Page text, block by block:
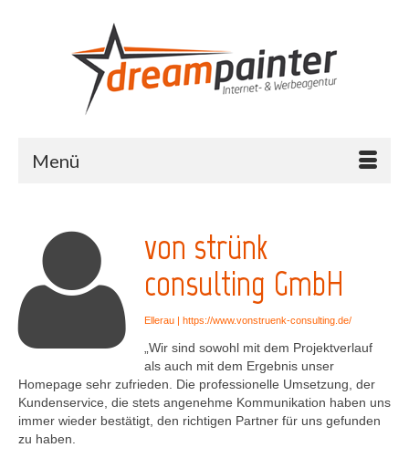
Menü
von strünk
consulting GmbH
Ellerau | https://www.vonstruenk-consulting.de/
„Wir sind sowohl mit dem Projektverlauf
als auch mit dem Ergebnis unser
Homepage sehr zufrieden. Die professionelle Umsetzung, der
Kundenservice, die stets angenehme Kommunikation haben uns
immer wieder bestätigt, den richtigen Partner für uns gefunden
zu haben.